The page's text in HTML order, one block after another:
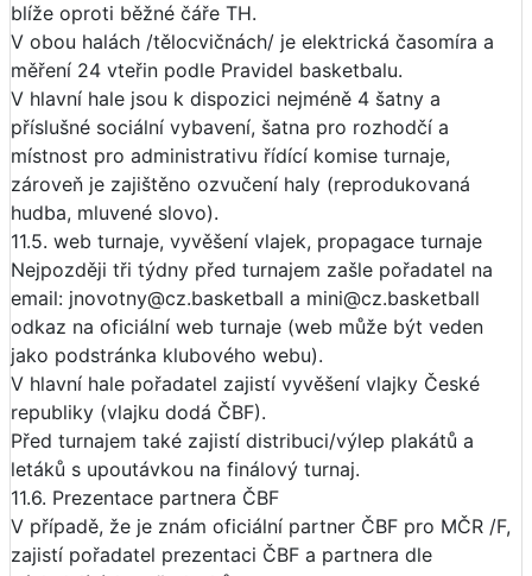
blíže oproti běžné čáře TH.
V obou halách /tělocvičnách/ je elektrická časomíra a
měření 24 vteřin podle Pravidel basketbalu.
V hlavní hale jsou k dispozici nejméně 4 šatny a
příslušné sociální vybavení, šatna pro rozhodčí a
místnost pro administrativu řídící komise turnaje,
zároveň je zajištěno ozvučení haly (reprodukovaná
hudba, mluvené slovo).
11.5. web turnaje, vyvěšení vlajek, propagace turnaje
Nejpozději tři týdny před turnajem zašle pořadatel na
email: jnovotny@cz.basketball a mini@cz.basketball
odkaz na oficiální web turnaje (web může být veden
jako podstránka klubového webu).
V hlavní hale pořadatel zajistí vyvěšení vlajky České
republiky (vlajku dodá ČBF).
Před turnajem také zajistí distribuci/výlep plakátů a
letáků s upoutávkou na finálový turnaj.
11.6. Prezentace partnera ČBF
V případě, že je znám oficiální partner ČBF pro MČR /F,
zajistí pořadatel prezentaci ČBF a partnera dle